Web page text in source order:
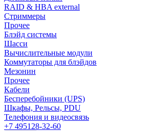
RAID & HBA external
Стриммеры
Прочее
Блэйд системы
Шасси
Вычислительные модули
Коммутаторы для блэйдов
Мезонин
Прочее
Кабели
Бесперебойники (UPS)
Шкафы, Рельсы, PDU
Телефония и видеосвязь
+7 495128-32-60